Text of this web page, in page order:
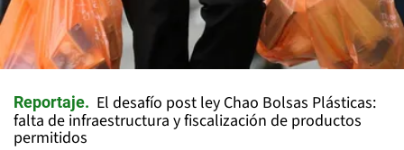
Reportaje
El desafío post ley Chao Bolsas Plásticas:
falta de infraestructura y fiscalización de productos
permitidos